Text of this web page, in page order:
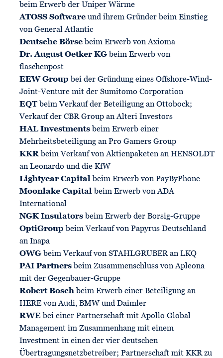
beim Erwerb der Uniper Wärme
ATOSS Software und ihrem Gründer beim Einstieg
von General Atlantic
Deutsche Börse beim Erwerb von Axioma
Dr. August Oetker KG beim Erwerb von
flaschenpost
EEW Group bei der Gründung eines Offshore-Wind-
Joint-Venture mit der Sumitomo Corporation
EQT beim Verkauf der Beteiligung an Ottobock;
Verkauf der CBR Group an Alteri Investors
HAL Investments beim Erwerb einer
Mehrheitsbeteiligung an Pro Gamers Group
KKRbeim Verkauf von Aktienpaketen an HENSOLDT
an Leonardo und die KfW
Lightyear Capital beim Erwerb von PayByPhone
Moonlake Capital beim Erwerb von ADA
International
NGK Insulators beim Erwerb der Borsig-Gruppe
OptiGroup beim Verkauf von Papyrus Deutschland
an Inapa
OWG beim Verkauf von STAHLGRUBER an LKQ
PAI Partners beim Zusammenschluss von Apleona
mit der Gegenbauer-Gruppe
Robert Bosch beim Erwerb einer Beteiligung an
HERE von Audi, BMW und Daimler
RWE bei einer Partnerschaft mit Apollo Global
Management im Zusammenhang mit einem
Investment in einen der vier deutschen
Übertragungsnetzbetreiber; Partnerschaft mit KKR zu